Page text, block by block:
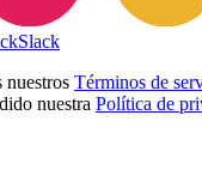
Slack
nuestros Términos de
nuestra Política de